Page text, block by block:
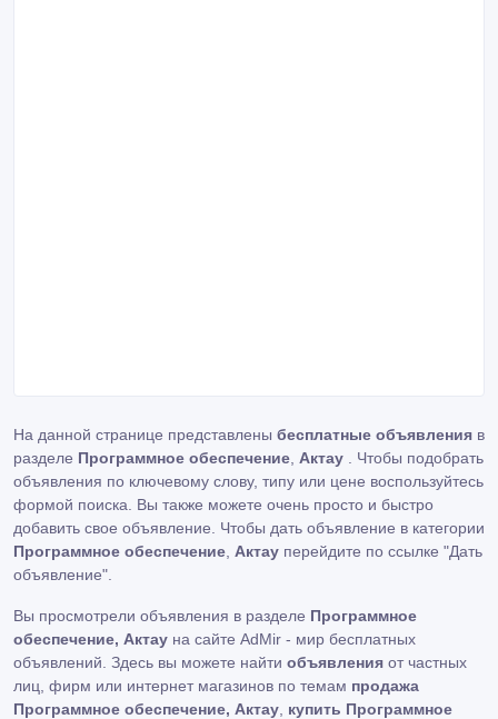
На данной странице представлены бесплатные объявления в
разделе Программное обеспечение Актау . Чтобы подобрать
объявления по ключевому слову, типу или цене воспользуйтесь
формой поиска. Вы также можете очень просто и быстро
добавить свое объявление. Чтобы дать объявление в категории
Программное обеспечение Актау перейдите по ссылке "Дать
объявление"
Вы просмотрели объявления в разделе Программное
обеспечение, Актау на сайте AdMir - мир бесплатных
объявлений. Здесь вы можете найти объявления от частных
лиц, фирм или интернет магазинов по темам продажа
Программное обеспечение, Актау купить Программное